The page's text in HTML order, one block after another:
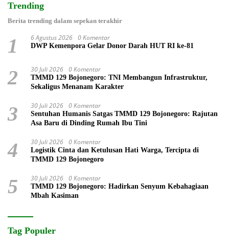
Trending
Berita trending dalam sepekan terakhir
1 6 Agustus 2026 0 Komentar
DWP Kemenpora Gelar Donor Darah HUT RI ke-81
2 30 Juli 2026 0 Komentar
TMMD 129 Bojonegoro: TNI Membangun Infrastruktur,
Sekaligus Menanam Karakter
3 30 Juli 2026 0 Komentar
Sentuhan Humanis Satgas TMMD 129 Bojonegoro: Rajutan
Asa Baru di Dinding Rumah Ibu Tini
4 30 Juli 2026 0 Komentar
Logistik Cinta dan Ketulusan Hati Warga, Tercipta di
TMMD 129 Bojonegoro
5 30 Juli 2026 0 Komentar
TMMD 129 Bojonegoro: Hadirkan Senyum Kebahagiaan
Mbah Kasiman
Tag Populer